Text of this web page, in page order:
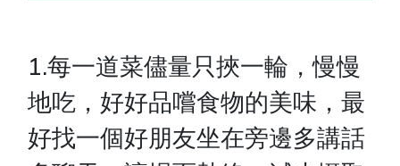
1.每一道菜儘量只挾一輪，慢慢
地吃，好好品嚐食物的美味，最
好找一個好朋友坐在旁邊多講話